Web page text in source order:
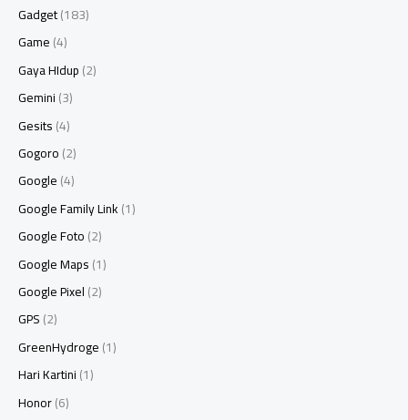
Gadget(183)
Game(4)
Gaya HIdup(2)
Gemini(3)
Gesits(4)
Gogoro(2)
Google(4)
Google Family Link(1)
Google Foto(2)
Google Maps(1)
Google Pixel(2)
GPS(2)
GreenHydroge(1)
Hari Kartini(1)
Honor(6)